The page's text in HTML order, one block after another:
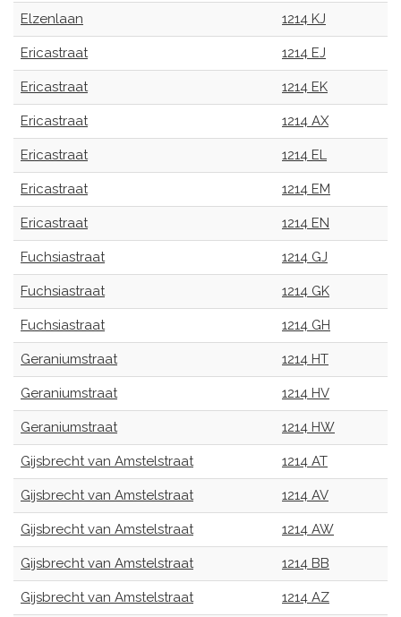
Elzenlaan 1214 KJ
Ericastraat 1214 EJ
Ericastraat 1214 EK
Ericastraat 1214 AX
Ericastraat 1214 EL
Ericastraat 1214 EM
Ericastraat 1214 EN
Fuchsiastraat 1214 GJ
Fuchsiastraat 1214 GK
Fuchsiastraat 1214 GH
Geraniumstraat 1214 HT
Geraniumstraat 1214 HV
Geraniumstraat 1214 HW
Gijsbrecht van Amstelstraat 1214 AT
Gijsbrecht van Amstelstraat 1214 AV
Gijsbrecht van Amstelstraat 1214 AW
Gijsbrecht van Amstelstraat 1214 BB
Gijsbrecht van Amstelstraat 1214 AZ